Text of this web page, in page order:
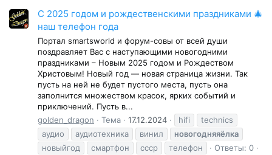
С 2025 годом и рождественскими праздниками 🎄
наш телефон года
Портал smartsworld и форум-совы от всей души
поздравляет Вас с наступающими новогодними
праздниками – Новым 2025 годом и Рождеством
Христовым! Новый год — новая страница жизни. Так
пусть на ней не будет пустого места, пусть она
заполнится множеством красок, ярких событий и
приключений. Пусть в...
golden_dragon
Тема 17.12.2024 hifi
technics
аудио
аудиотехника винил
новогодняяёлка
новыйгод
смартфон ссср телефон
Ответы: 0